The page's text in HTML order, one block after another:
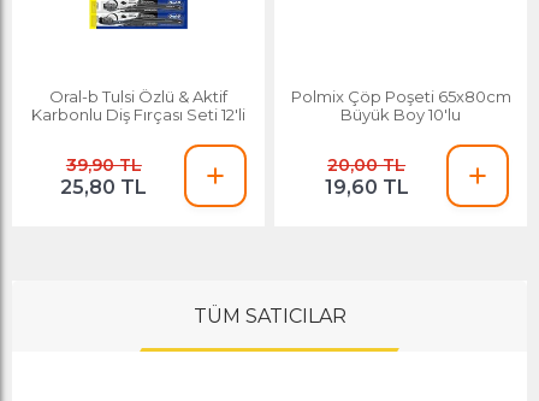
Oral-b Tulsi Özlü & Aktif
Karbonlu Diş Fırçası Seti 12'li
39,90 TL
25,80 TL
Polmix Çöp Poşeti 65x80cm
Büyük Boy 10'lu
20,00 TL
19,60 TL
TÜM SATICILAR